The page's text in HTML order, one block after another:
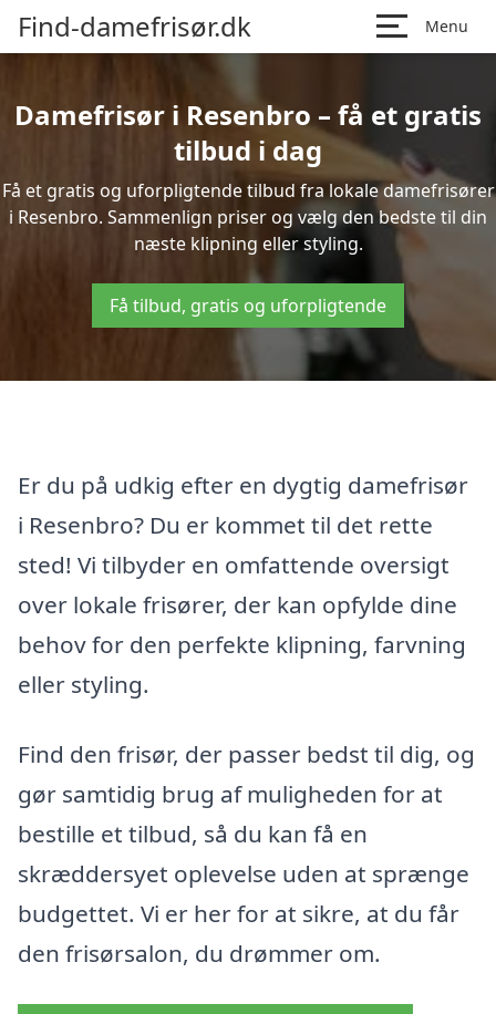
Find-damefrisør.dk Menu
Damefrisør i Resenbro – få et gratis
tilbud i dag
Få et gratis og uforpligtende tilbud fra lokale damefrisører
i Resenbro. Sammenlign priser og vælg den bedste til din
næste klipning eller styling.
Få tilbud, gratis og uforpligtende
Er du på udkig efter en dygtig damefrisør
i Resenbro? Du er kommet til det rette
sted! Vi tilbyder en omfattende oversigt
over lokale frisører, der kan opfylde dine
behov for den perfekte klipning, farvning
eller styling.
Find den frisør, der passer bedst til dig, og
gør samtidig brug af muligheden for at
bestille et tilbud, så du kan få en
skræddersyet oplevelse uden at sprænge
budgettet. Vi er her for at sikre, at du får
den frisørsalon, du drømmer om.